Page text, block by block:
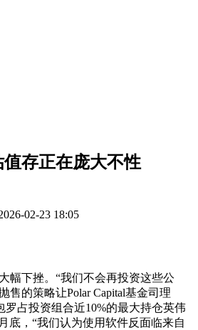
存正在庞大不性
02-23 18:05
下挫。“我们不会再投资这些公
售的策略让Polar Capital基金司理
罗占投资组合近10%的最大持仓英伟
底，“我们认为使用软件反面临来自